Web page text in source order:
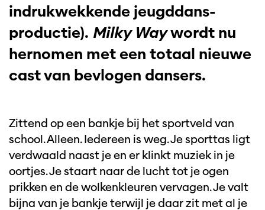
indrukwekkende jeugddans-
productie). Milky Waywordt nu
hernomen met een totaal nieuwe
cast van bevlogen dansers.
Zittend op een bankje bij het sportveld van
school. Alleen. Iedereen is weg. Je sporttas ligt
verdwaald naast je en er klinkt muziek in je
oortjes. Je staart naar de lucht tot je ogen
prikken en de wolkenkleuren vervagen. Je valt
bijna van je bankje terwijl je daar zit met al je